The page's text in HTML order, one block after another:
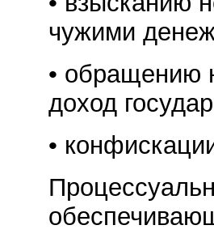
чужими
• обращению
доход
•